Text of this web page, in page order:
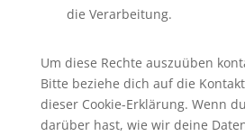
die Verarbeitung.
Um diese Rechte auszuüben
Bitte beziehe dich auf die
dieser Cookie-Erklärung. Wenn
darüber hast, wie wir deine